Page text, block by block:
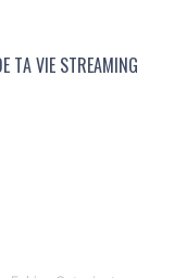
TA VIE STREAMING